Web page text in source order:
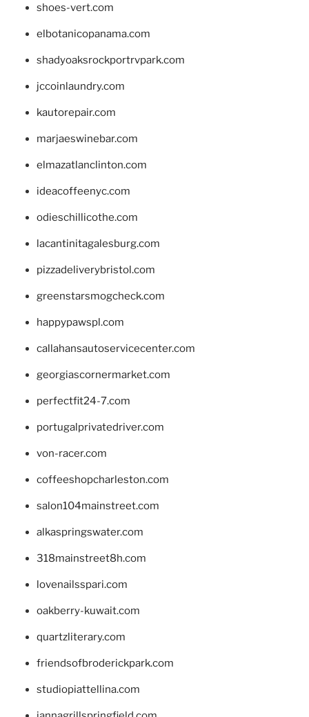
shoes-vert.com
elbotanicopanama.com
shadyoaksrockportrvpark.com
jccoinlaundry.com
kautorepair.com
marjaeswinebar.com
elmazatlanclinton.com
ideacoffeenyc.com
odieschillicothe.com
lacantinitagalesburg.com
pizzadeliverybristol.com
greenstarsmogcheck.com
happypawspl.com
callahansautoservicecenter.com
georgiascornermarket.com
perfectfit24-7.com
portugalprivatedriver.com
von-racer.com
coffeeshopcharleston.com
salon104mainstreet.com
alkaspringswater.com
318mainstreet8h.com
lovenailsspari.com
oakberry-kuwait.com
quartzliterary.com
friendsofbroderickpark.com
studiopiattellina.com